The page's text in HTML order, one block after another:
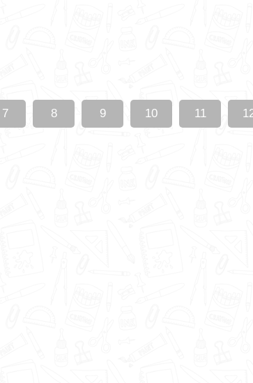
7 8 9 10 11